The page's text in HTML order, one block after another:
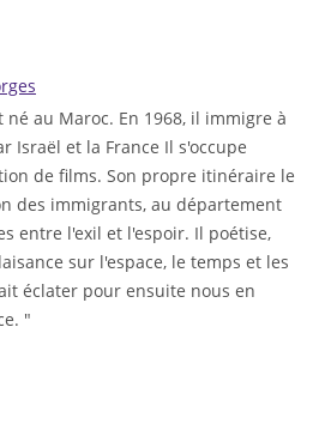
né au Maroc. En 1968, il immigre à
Israël et la France Il s'occupe
de films. Son propre itinéraire le
des immigrants, au département
entre l'exil et l'espoir. Il poétise,
sur l'espace, le temps et les
éclater pour ensuite nous en
"